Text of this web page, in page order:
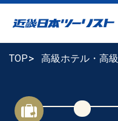
TOP 高級ホテル・高